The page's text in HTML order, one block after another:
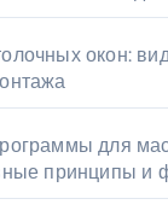
окон:
для
принципы и